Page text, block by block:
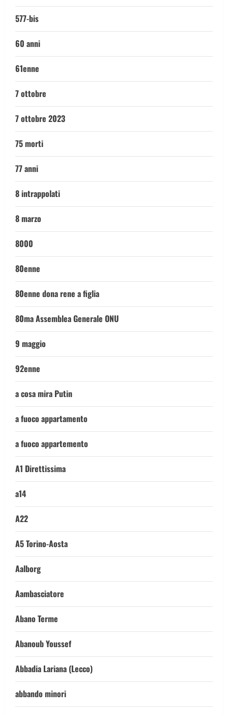
577-bis
60 anni
61enne
7 ottobre
7 ottobre 2023
75 morti
77 anni
8 intrappolati
8 marzo
8000
80enne
80enne dona rene a figlia
80ma Assemblea Generale ONU
9 maggio
92enne
a cosa mira Putin
a fuoco appartamento
a fuoco appartemento
A1 Direttissima
a14
A22
A5 Torino-Aosta
Aalborg
Aambasciatore
Abano Terme
Abanoub Youssef
Abbadia Lariana (Lecco)
abbando minori